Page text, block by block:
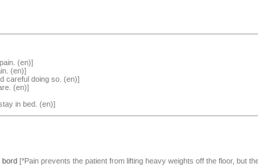
(en)]
(en)]
careful doing so. (en)]
(en)]
in bed. (en)]
bord [*Pain prevents the patient from lifting heavy weights off the floor, but